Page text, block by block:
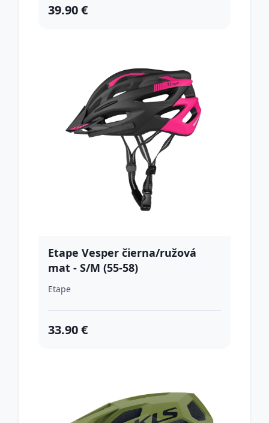
39.90 €
Etape Vesper čierna/ružová
mat - S/M (55-58)
Etape
33.90 €